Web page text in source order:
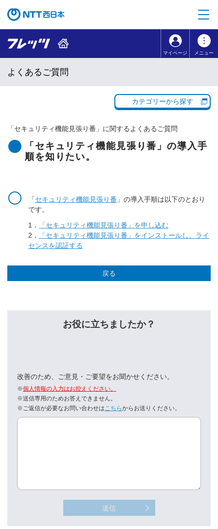
コンテンツのリンクナビゲーションへ移動
マイページ メニュー
よくあるご質問
カテゴリーから探す
「セキュリティ機能見張り番 」に関するよくあるご質問
「セキュリティ機能見張り番」の導入手
順を知りたい。
「セキュリティ機能見張り番 」の導入手順は以下のとおり
です。
1．
「セキュリティ機能見張り番」を申し込む
2．
「セキュリティ機能見張り番」をインストールし、ライ
センスを認証する
戻る
お役に立ちましたか？
改善のため、ご意見・ご要望をお聞かせください。
※個人情報の入力はお控えください。
※送信専用のためお答えできません。
※ご返信が必要なお問い合わせはこちらからお送りください。
送信